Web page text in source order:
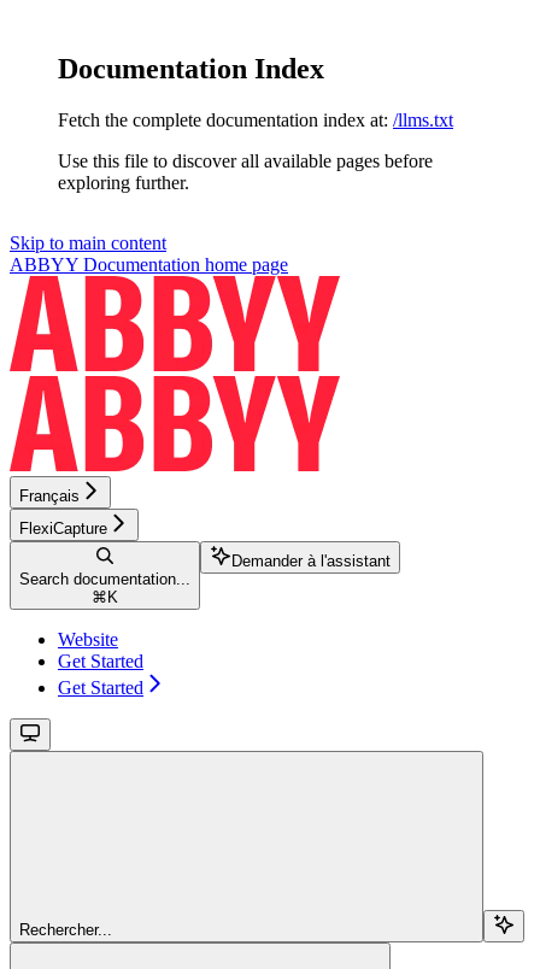
Documentation Index
Fetch the complete documentation index at: /llms.txt
Use this file to discover all available pages before
exploring further.
Skip to main content
ABBYY Documentation home page
Français
FlexiCapture
Search documentation...
⌘ K
Demander à l'assistant
Website
Get Started
Get Started
Rechercher...